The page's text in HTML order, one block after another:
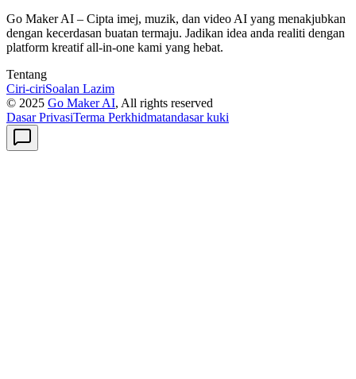
Go Maker AI – Cipta imej, muzik, dan video AI yang menakjubkan
dengan kecerdasan buatan termaju. Jadikan idea anda realiti dengan
platform kreatif all-in-one kami yang hebat.
Tentang
Ciri-ciriSoalan Lazim
© 2025 Go Maker AI, All rights reserved
Dasar PrivasiTerma Perkhidmatandasar kuki